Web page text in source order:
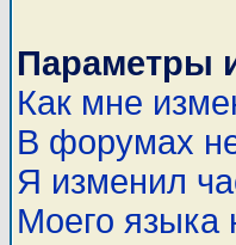
Параметры
Как мне
В форумах
Я изменил
Моего языка